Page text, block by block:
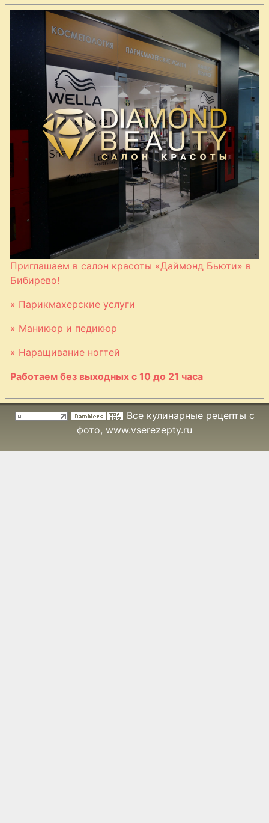
Приглашаем в салон красоты «Даймонд Бьюти» в
Бибирево!
» Парикмахерские услуги
» Маникюр и педикюр
» Наращивание ногтей
Работаем без выходных с 10 до 21 часа
Все кулинарные рецепты с
фото, www.vserezepty.ru